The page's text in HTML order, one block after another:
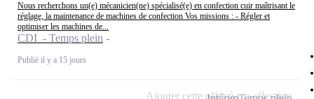
Nous recherchons un(e) mécanicien(ne) spécialisé(e) en confection cuir maîtrisant le
réglage, la maintenance de machines de confection Vos missions : - Régler et
optimiser les machines de...
CDI - Temps plein
Publié il y a 15 jours
Ajouter cette offre à ma sélection